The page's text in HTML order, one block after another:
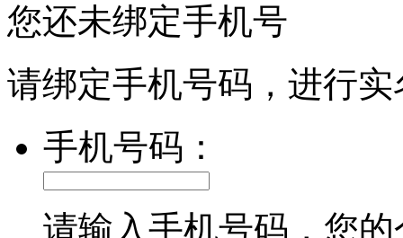
您还未绑定手机号
请绑定手机号码，进行
手机号码：
请输入手机号码，您